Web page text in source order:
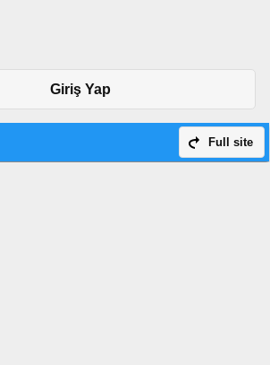
Giriş Yap
Full site